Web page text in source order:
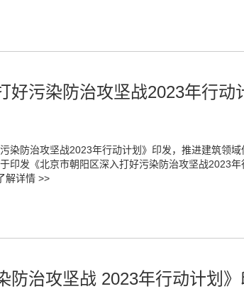
好污染防治攻坚战2023年行动
染防治攻坚战2023年行动计划》印发，推进建筑领
印发《北京市朝阳区深入打好污染防治攻坚战2023
解详情 >>
防治攻坚战 2023年行动计划